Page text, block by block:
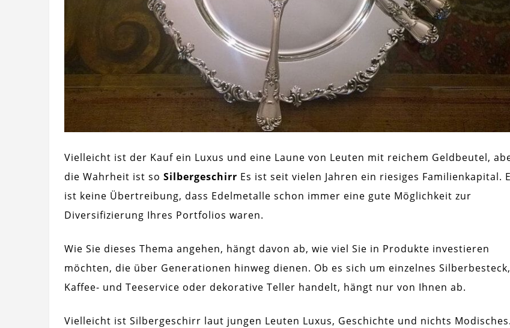
Vielleicht ist der Kauf ein Luxus und eine Laune von Leuten mit reichem Geldbeutel,
die Wahrheit ist so Silbergeschirr Es ist seit vielen Jahren ein riesiges Familienkapital.
ist keine Übertreibung, dass Edelmetalle schon immer eine gute Möglichkeit zur
Diversifizierung Ihres Portfolios waren.
Wie Sie dieses Thema angehen, hängt davon ab, wie viel Sie in Produkte investieren
möchten, die über Generationen hinweg dienen. Ob es sich um einzelnes Silberbesteck,
Kaffee- und Teeservice oder dekorative Teller handelt, hängt nur von Ihnen ab.
Vielleicht ist Silbergeschirr laut jungen Leuten Luxus, Geschichte und nichts Modisches.